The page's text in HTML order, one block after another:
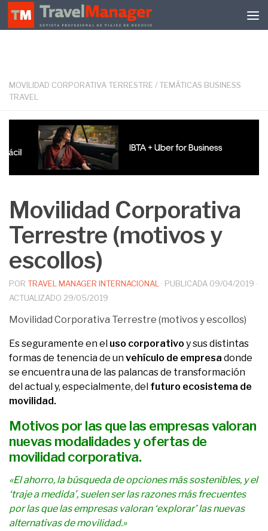
Debajo del contenido
MOVILIDAD CORPORATIVA TERRESTRE / TEMÁTICAS BUSINESS
TRAVEL
Movilidad Corporativa
Terrestre (motivos y
escollos)
POR TRAVEL MANAGER INTERNACIONAL · PUBLICADA 09/04/2019 ·
ACTUALIZADO 29/05/2019
Movilidad Corporativa Terrestre (motivos y escollos)
Es seguramente en el uso corporativo y sus distintas
formas de tenencia de unvehículo de empresa donde
se encuentra una de las palancas de transformación
del actual y, especialmente, del futuro ecosistema de
movilidad.
Motivos por las que las empresas valoran
nuevas modalidades y ofertas de
movilidad corporativa.
«El ahorro, la búsqueda de opciones más sostenibles, y el
‘traje a medida’, suelen ser las razones más frecuentes
por las que las empresas valoran ‘explorar’ las nuevas
alternativas de movilidad.»